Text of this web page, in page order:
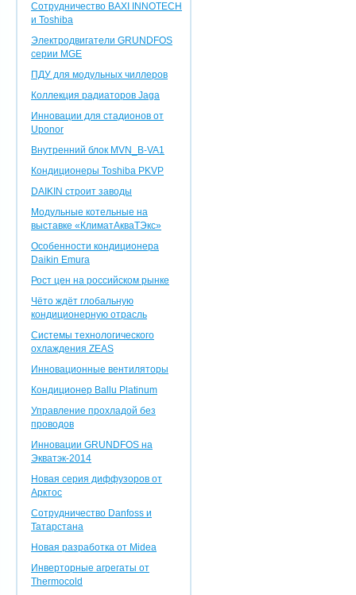
Сотрудничество BAXI INNOTEСH
и Toshiba
Электродвигатели GRUNDFOS
серии MGE
ПДУ для модульных чиллеров
Коллекция радиаторов Jaga
Инновации для стадионов от
Uponor
Внутренний блок MVN_B-VA1
Кондиционеры Toshiba PKVP
DAIKIN строит заводы
Модульные котельные на
выставке «КлиматАкваТЭкс»
Особенности кондиционера
Daikin Emura
Рост цен на российском рынке
Чёто ждёт глобальную
кондиционерную отрасль
Системы технологического
охлаждения ZEAS
Инновационные вентиляторы
Кондиционер Ballu Platinum
Управление прохладой без
проводов
Инновации GRUNDFOS на
Экватэк-2014
Новая серия диффузоров от
Арктос
Сотрудничество Danfoss и
Татарстана
Новая разработка от Midea
Инверторные агрегаты от
Thermocold